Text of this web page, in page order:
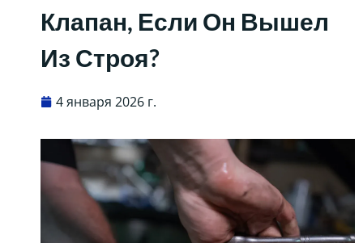
Клапан, Если Он Вышел
Из Строя?
4 января 2026 г.